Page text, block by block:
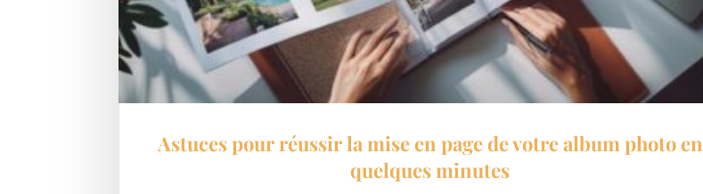
Astuces pour réussir la mise en page de votre album photo en
quelques minutes